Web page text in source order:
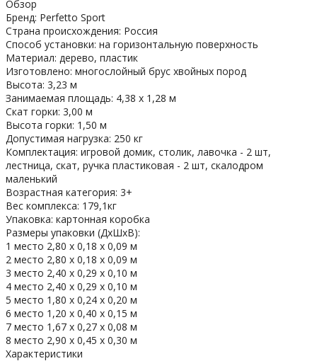
Обзор
Бренд: Perfetto Sport
Страна происхождения: Россия
Способ установки: на горизонтальную поверхность
Материал: дерево, пластик
Изготовлено: многослойный брус хвойных пород
Высота: 3,23 м
Занимаемая площадь: 4,38 х 1,28 м
Скат горки: 3,00 м
Высота горки: 1,50 м
Допустимая нагрузка: 250 кг
Комплектация: игровой домик, столик, лавочка - 2 шт,
лестница, скат, ручка пластиковая - 2 шт, скалодром
маленький
Возрастная категория: 3+
Вес комплекса: 179,1кг
Упаковка: картонная коробка
Размеры упаковки (ДхШхВ):
1 место 2,80 х 0,18 х 0,09 м
2 место 2,80 х 0,18 х 0,09 м
3 место 2,40 х 0,29 х 0,10 м
4 место 2,40 х 0,29 х 0,10 м
5 место 1,80 х 0,24 х 0,20 м
6 место 1,20 х 0,40 х 0,15 м
7 место 1,67 х 0,27 х 0,08 м
8 место 2,90 х 0,45 х 0,30 м
Характеристики